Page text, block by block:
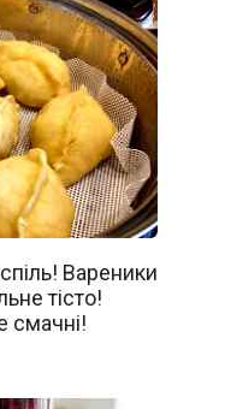
Вареники
тісто!
смачні!